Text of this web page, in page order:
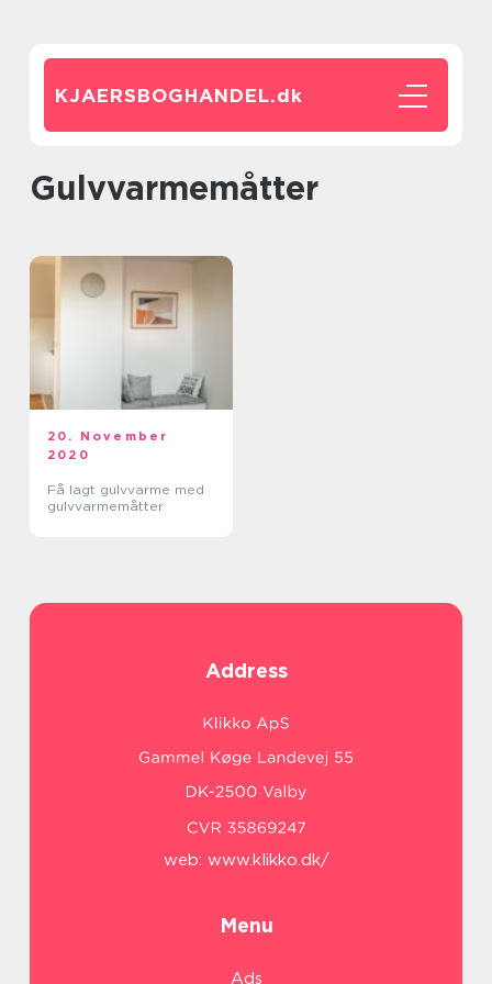
KJAERSBOGHANDEL.dk
gulvvarmemåtter
20. November
2020
Få lagt gulvvarme med
gulvvarmemåtter
Address
web: www.klikko.dk/
Menu
Ads